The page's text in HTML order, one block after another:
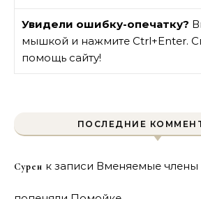
Увидели ошибку-опечатку?
мышкой и нажмите Ctrl+Enter.
помощь сайту!
ПОСЛЕДНИЕ
Сурен к записи Вменяемые члены